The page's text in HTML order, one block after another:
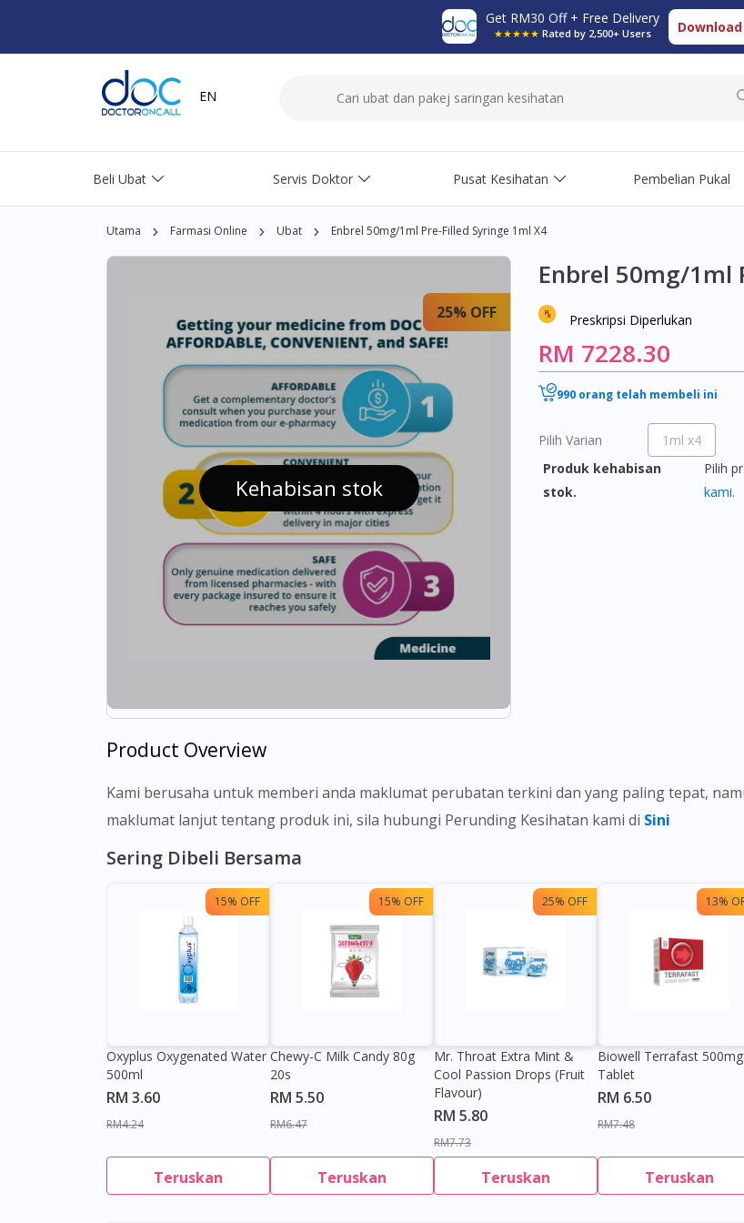
Get RM30 Off + Free Delivery
★★★★★ Rated by 2,500+ Users
EN
Beli Ubat Servis Doktor Pusat Kesihatan Pembelian Pukal
Utama Farmasi Online Ubat Enbrel 50mg/1ml Pre-Filled Syringe 1ml X4
Kehabisan stok
25% OFF
Enbrel 50mg/1ml
Preskripsi Diperlukan
RM 7228.30
990 orang telah membeli ini
Pilih Varian
1ml x4
Produk kehabisan
stok.
Pilih
kami.
Product Overview
Kami berusaha untuk memberi anda maklumat perubatan terkini dan yang paling tepat,
maklumat lanjut tentang produk ini, sila hubungi Perunding Kesihatan kami di Sini
Sering Dibeli Bersama
15% OFF
Oxyplus Oxygenated Water
500ml
RM 3.60
RM4.24
Teruskan
15% OFF
Chewy-C Milk Candy 80g
20s
RM 5.50
RM6.47
Teruskan
25% OFF
Mr. Throat Extra Mint &
Cool Passion Drops (Fruit
Flavour)
RM 5.80
RM7.73
Teruskan
13%
Biowell Terrafast 500mg
Tablet
RM 6.50
RM7.48
Teruskan